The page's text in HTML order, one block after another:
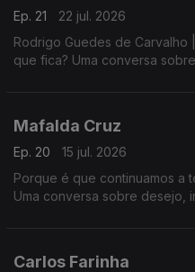
Ep. 21
22 jul. 2026
Rodrigo Guedes de Carvalho
que fica? Uma conversa
Mafalda Cruz
Ep. 20
15 jul. 2026
Porque é que continuamos a
Uma conversa sobre desejo,
Carlos Farinha